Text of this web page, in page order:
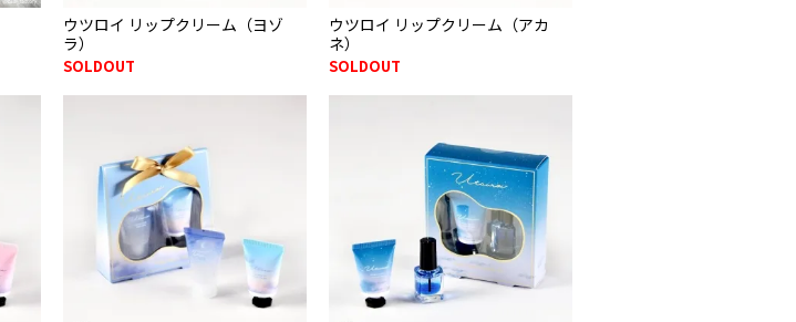
ウツロイ リップクリーム（ヨゾ
ラ）
SOLDOUT
ウツロイ リップクリーム（アカ
ネ）
SOLDOUT